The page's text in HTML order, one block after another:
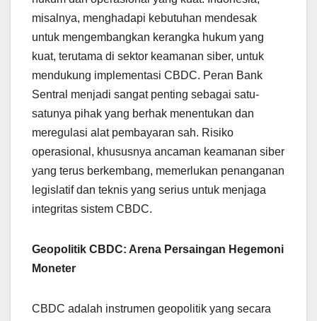
misalnya, menghadapi kebutuhan mendesak
untuk mengembangkan kerangka hukum yang
kuat, terutama di sektor keamanan siber, untuk
mendukung implementasi CBDC. Peran Bank
Sentral menjadi sangat penting sebagai satu-
satunya pihak yang berhak menentukan dan
meregulasi alat pembayaran sah. Risiko
operasional, khususnya ancaman keamanan siber
yang terus berkembang, memerlukan penanganan
legislatif dan teknis yang serius untuk menjaga
integritas sistem CBDC.
Geopolitik CBDC: Arena Persaingan Hegemoni
Moneter
CBDC adalah instrumen geopolitik yang secara